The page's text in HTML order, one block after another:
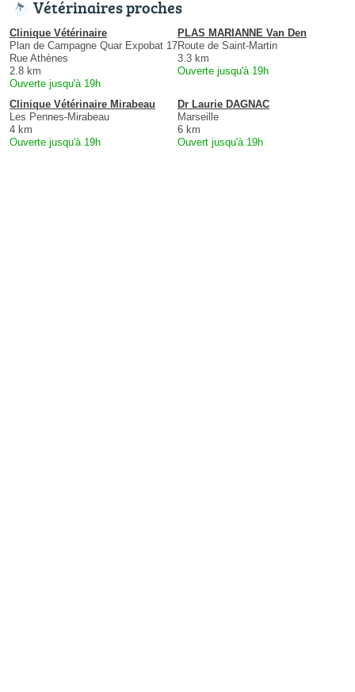
Vétérinaires proches
Clinique Vétérinaire
Plan de Campagne Quar Expobat 17
Rue Athènes
2.8 km
Ouverte jusqu'à 19h
PLAS MARIANNE Van Den
Route de Saint-Martin
3.3 km
Ouverte jusqu'à 19h
Clinique Vétérinaire Mirabeau
Les Pennes-Mirabeau
4 km
Ouverte jusqu'à 19h
Dr Laurie DAGNAC
Marseille
6 km
Ouvert jusqu'à 19h